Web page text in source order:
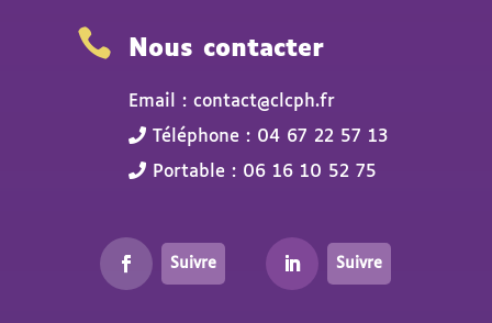
 Nous contacter
Email : contact@clcph.fr
Téléphone : 04 67 22 57 13
Portable : 06 16 10 52 75
Suivre Suivre